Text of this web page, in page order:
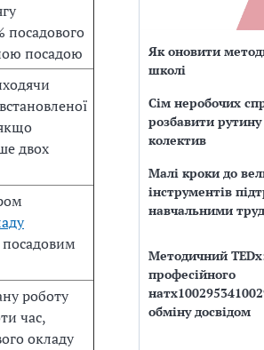
посадового
посадою
двох
посадовим
роботу
час,
окладу
Як оновити
школі
Сім неробочих
розбавити
колектив
Малі кроки до
інструментів
навчальними
Методичний
професійного
обміну досвідом